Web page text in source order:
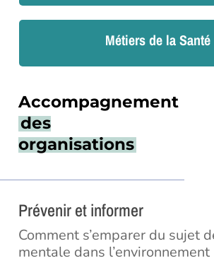
Métiers de la Santé
Accompagnement
des
organisations
Prévenir et informer
Comment s’emparer du sujet
mentale dans l’environnement